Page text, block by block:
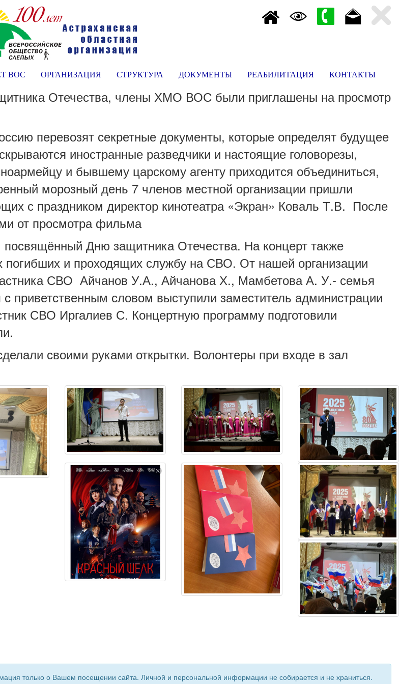
ВОС ОРГАНИЗАЦИЯ СТРУКТУРА ДОКУМЕНТЫ РЕАБИЛИТАЦИЯ КОНТАКТЫ
Отечества, члены ХМО ВОС были приглашены на просмотр
перевозят секретные документы, которые определят будущее
иностранные разведчики и настоящие головорезы,
и бывшему царскому агенту приходится объединиться,
морозный день 7 членов местной организации пришли
с праздником директор кинотеатра «Экран» Коваль Т.В. После
от просмотра фильма
Дню защитника Отечества. На концерт также
погибших и проходящих службу на СВО. От нашей организации
СВО Айчанов У.А., Айчанова Х., Мамбетова А. У.- семья
приветственным словом выступили заместитель администрации
СВО Иргалиев С. Концертную программу подготовили
своими руками открытки. Волонтеры при входе в зал
только о Вашем посещении сайта. Личной и персональной информации не собирается и не храниться.